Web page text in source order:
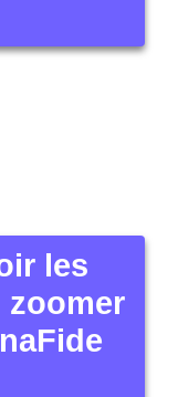
les
zoomer